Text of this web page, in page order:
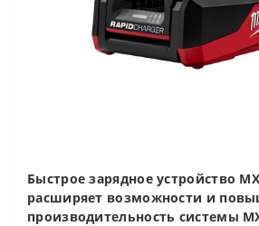
Быстрое зарядное устройство
расширяет возможности и
производительность системы